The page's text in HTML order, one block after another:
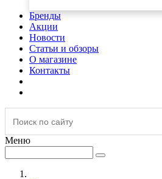
Бренды
Акции
Новости
Статьи и обзоры
О магазине
Контакты
Меню